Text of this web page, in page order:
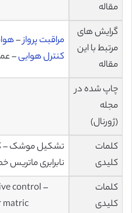
مقاله
گرایش های
مرتبط با این
مقاله
مراقبت پرواز–
کنترل هوایی–
چاپ شده در
مجله
(ژورنال)
کلمات
کلیدی
تشکیل موشک –
نابرابری ماتریس
کلمات
کلیدی
control –
matric